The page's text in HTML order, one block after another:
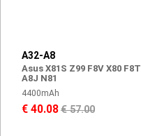
A32-A8
Asus X81S Z99 F8V X80 F8T
A8J N81
4400mAh
€ 40.08€ 57.00